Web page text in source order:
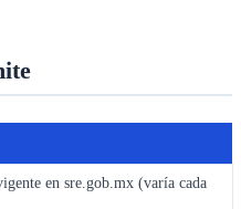
en sre.gob.mx (varía cada